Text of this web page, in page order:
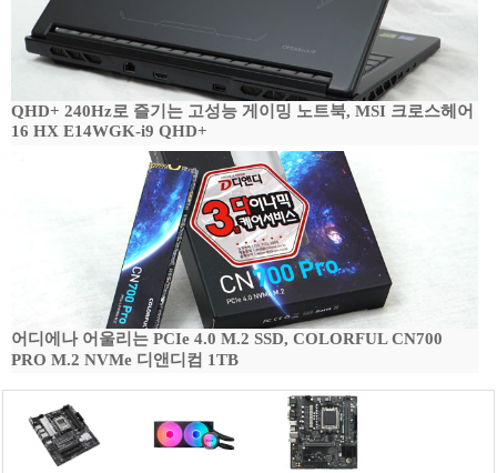
QHD+ 240Hz로 즐기는 고성능 게이밍 노트북, MSI 크로스헤어
16 HX E14WGK-i9 QHD+
어디에나 어울리는 PCIe 4.0 M.2 SSD, COLORFUL CN700
PRO M.2 NVMe 디앤디컴 1TB